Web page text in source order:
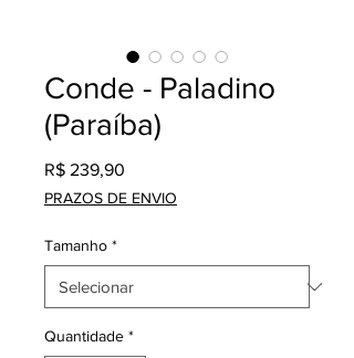
Conde - Paladino
(Paraíba)
R$ 239,90
PRAZOS DE ENVIO
Tamanho *
Quantidade *